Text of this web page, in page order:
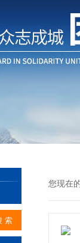
您现在的